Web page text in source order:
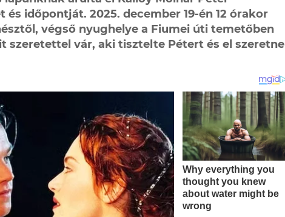
időpontját. 2025. december 19-én 12 órakor
végső nyughelye a Fiumei úti temetőben
szeretettel vár, aki tisztelte Pétert és el szeretne